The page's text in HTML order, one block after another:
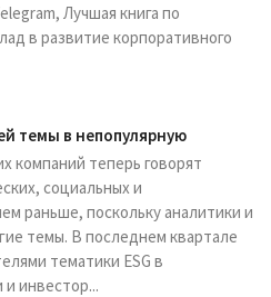
Лучшая книга по
в развитие корпоративного
темы в непопулярную
компаний теперь говорят
социальных и
раньше, поскольку аналитики и
темы. В последнем квартале
тематики ESG в
инвестор...